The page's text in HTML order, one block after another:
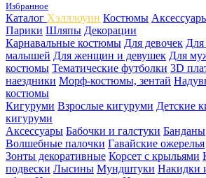
Избранное
Каталог Хэлллоуин Костюмы
Парики Шляпы Декорации
Карнавальные костюмы Для девочек Для
малышей Для женщин и девушек Для
костюмы Тематические футболки 3D
наездники Морф-костюмы, зентай
костюмы
Кигуруми Взрослые кигуруми Детские
кигуруми
Аксессуары Бабочки и галстуки Банданы
Волшебные палочки Гавайские ожерелья
Зонты декоративные Корсет с крыльями
подвески Лысины Мундштуки Накидки